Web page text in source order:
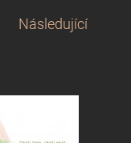
Následující